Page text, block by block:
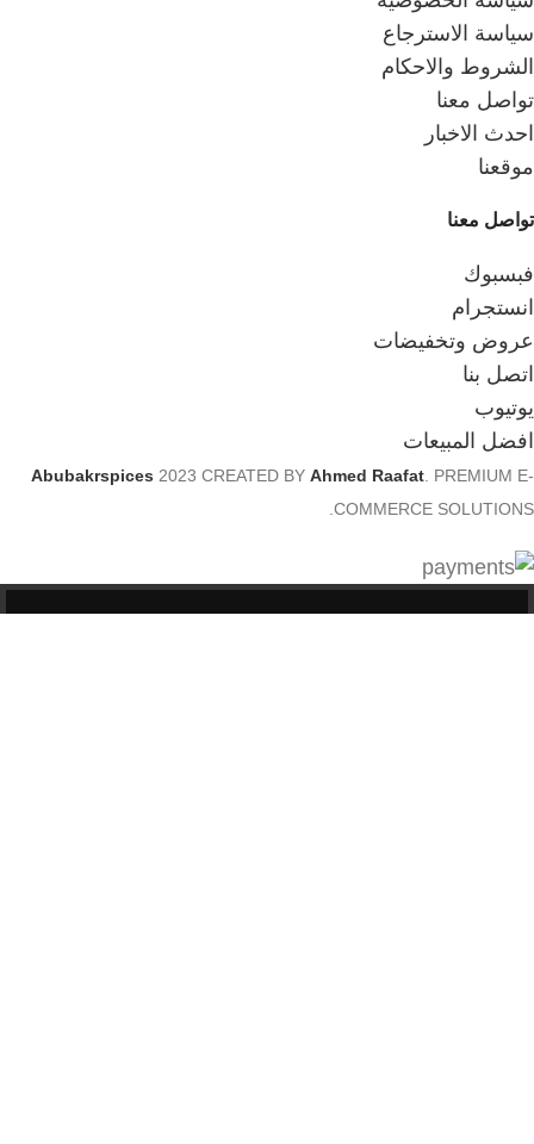
سياسة الاسترجاع
الشروط والاحكام
تواصل معنا
احدث الاخبار
موقعنا
تواصل معنا
فبسبوك
انستجرام
عروض وتخفيضات
اتصل بنا
يوتيوب
افضل المبيعات
Abubakrspices 2023 CREATED BY Ahmed Raafat. PREMIUM E-
COMMERCE SOLUTIONS.